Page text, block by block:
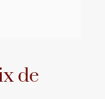
de